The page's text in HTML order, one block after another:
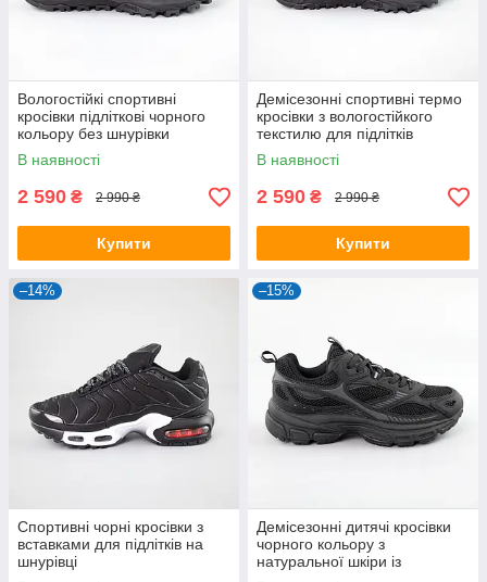
Вологостійкі спортивні
кросівки підліткові чорного
кольору без шнурівки
В наявності
2 590 ₴ 2 990 ₴
Купити
Демісезонні спортивні термо
кросівки з вологостійкого
текстилю для підлітків
В наявності
2 590 ₴ 2 990 ₴
Купити
–14%
Спортивні чорні кросівки з
вставками для підлітків на
шнурівці
–15%
Демісезонні дитячі кросівки
чорного кольору з
натуральної шкіри із